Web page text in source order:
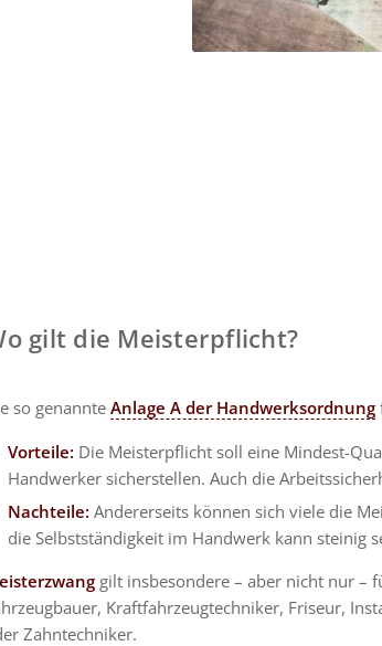
gilt die Meisterpflicht?
so genannteAnlage A der Handwerksordnung
Vorteile: Die Meisterpflicht soll eine Mindest-
Handwerker sicherstellen. Auch die
Nachteile: Andererseits können sich viele die
die Selbstständigkeit im Handwerk kann steinig
gilt insbesondere – aber nicht nur –
Kraftfahrzeugtechniker, Friseur,
Zahntechniker.